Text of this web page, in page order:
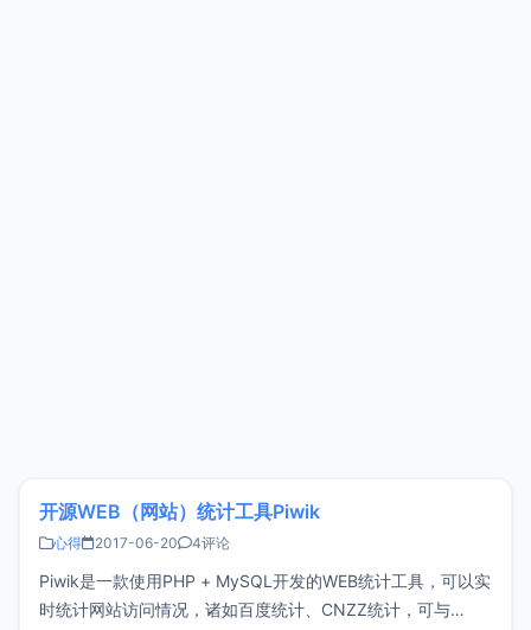
开源WEB（网站）统计工具Piwik
心得 2017-06-20 4评论
Piwik是一款使用PHP + MySQL开发的WEB统计工具，可以实
时统计网站访问情况，诸如百度统计、CNZZ统计，可与